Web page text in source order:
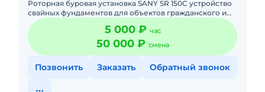
Роторная буровая установка SANY SR 150C устройство
свайных фундаментов для объектов гражданского и
промышленного строительства. Глубина бурения: 45 м
Диаметр
5 000 ₽ час
50 000 ₽ смена
Позвонить Заказать Обратный звонок